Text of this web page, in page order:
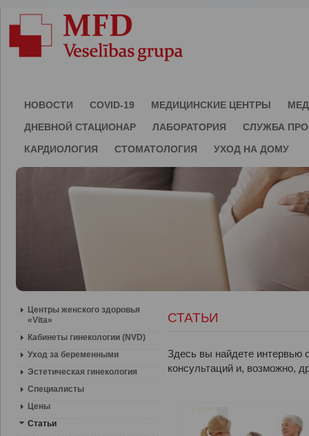
НОВОСТИ COVID-19 МЕДИЦИНСКИЕ ЦЕНТРЫ
ДНЕВНОЙ СТАЦИОНАР
ЛАБОРАТОРИЯ
СЛУЖБА
КАРДИОЛОГИЯ
СТОМАТОЛОГИЯ УХОД НА ДОМУ
Центры женского здоровья
«Vita»
Кабинеты гинекологии (NVD)
Уход за беременными
Эстетическая гинекология
Специалисты
Цены
Статьи
СТАТЬИ
Здесь вы найдете интервью
консультаций и, возможно,